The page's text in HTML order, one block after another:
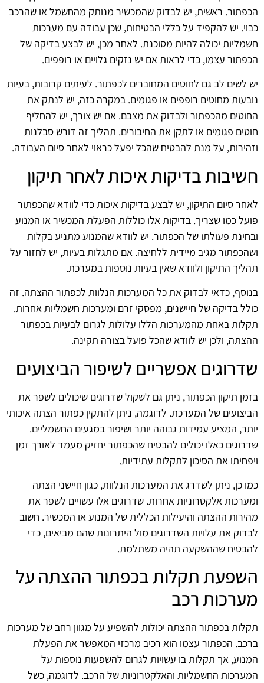
הכפתור. ראשית, יש לבדוק שהמכשיר מנותק מהחשמל או שהרכב
כבוי. יש להקפיד על כללי הבטיחות, שכן עבודה עם מערכות
חשמליות יכולה להיות מסוכנת. לאחר מכן, יש לבצע בדיקה של
הכפתור עצמו, כדי לראות אם יש נזקים גלויים או רופפים.
יש לשים לב גם לחוטים המחוברים לכפתור. לעיתים קרובות, בעיות
נובעות מחוטים רופפים או פגומים. במקרה כזה, יש לנתק את
החוטים מהכפתור ולבדוק את מצבם. אם יש צורך, יש להחליף
חוטים פגומים או לתקן את החיבורים. תהליך זה דורש סבלנות
וזהירות, על מנת להבטיח שהכל יפעל כראוי לאחר סיום העבודה.
חשיבות בדיקות איכות לאחר תיקון
לאחר סיום התיקון, יש לבצע בדיקות איכות כדי לוודא שהכפתור
פועל כמו שצריך. בדיקות אלו כוללות הפעלת המכשיר או המנוע
ובחינת פעולתו של הכפתור. יש לוודא שהמנוע מתניע בקלות
ושהכפתור מגיב מיידית ללחיצה. אם מתגלות בעיות, יש לחזור על
תהליך התיקון ולוודא שאין בעיות נוספות במערכת.
בנוסף, כדאי לבדוק את כל המערכות הנלוות לכפתור ההצתה. זה
כולל בדיקה של חיישנים, מפסקי זרם ומערכות חשמליות אחרות.
תקלות באחת מהמערכות הללו עלולות לגרום לבעיות בכפתור
ההצתה, ולכן יש לוודא שהכל פועל בצורה תקינה.
שדרוגים אפשריים לשיפור הביצועים
בזמן תיקון הכפתור, ניתן גם לשקול שדרוגים שיכולים לשפר את
הביצועים של המערכת. לדוגמה, ניתן להתקין כפתור הצתה איכותי
יותר, המציע עמידות גבוהה יותר ושיפור במגעים החשמליים.
שדרוגים כאלו יכולים להבטיח שהכפתור יחזיק מעמד לאורך זמן
ויפחיתו את הסיכון לתקלות עתידיות.
כמו כן, ניתן לשדרג את המערכות הנלוות, כגון חיישני הצתה
ומערכות אלקטרוניות אחרות. שדרוגים אלו עשויים לשפר את
מהירות ההצתה והיעילות הכללית של המנוע או המכשיר. חשוב
לבדוק את עלויות השדרוגים מול היתרונות שהם מביאים, כדי
להבטיח שההשקעה תהיה משתלמת.
השפעת תקלות בכפתור ההצתה על
מערכות רכב
תקלות בכפתור ההצתה יכולות להשפיע על מגוון רחב של מערכות
ברכב. הכפתור עצמו הוא רכיב מרכזי המאפשר את הפעלת
המנוע, אך תקלות בו עשויות לגרום להשפעות נוספות על
המערכות החשמליות והאלקטרוניות של הרכב. לדוגמה, כשל